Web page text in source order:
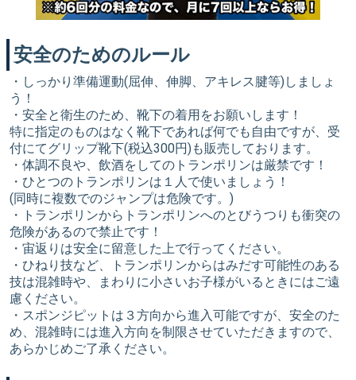
安全のためのルール
・しっかり準備運動(屈伸、伸脚、アキレス腱等)しましょ
う！
・安全と衛生のため、靴下の着用をお願いします！
特に指定のものはなく靴下であれば何でも自由ですが、受
付にてグリップ靴下(税込300円)も販売しております。
・体調不良や、飲酒をしてのトランポリンは厳禁です！
・ひとつのトランポリンは１人で使いましょう！
(同時に複数でのジャンプは危険です。)
・トランポリンからトランポリンへのとびうつりも衝突の
危険があるので禁止です！
・宙返りは安全に留意した上で行ってください。
・ひねり技など、トランポリンからはみだす可能性のある
技は混雑時や、まわりに小さいお子様がいるときにはご遠
慮ください。
・スポンジピットは３方向から進入可能ですが、安全のた
め、混雑時には進入方向を制限させていただきますので、
あらかじめご了承ください。